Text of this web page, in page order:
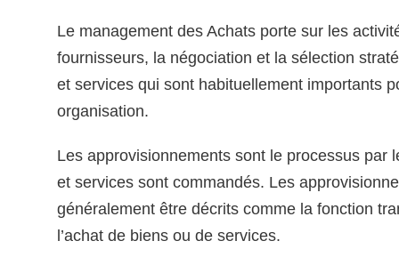
Le management des Achats porte sur les
fournisseurs, la négociation et la sélection
et services qui sont habituellement importants
organisation.
Les approvisionnements sont le processus par
et services sont commandés. Les
généralement être décrits comme la fonction
l’achat de biens ou de services.